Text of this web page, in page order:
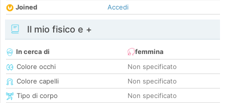
Joined
Accedi
Il mio fisico e +
In cerca di
femmina
Colore occhi
Non specificato
Colore capelli
Non specificato
Tipo di corpo
Non specificato